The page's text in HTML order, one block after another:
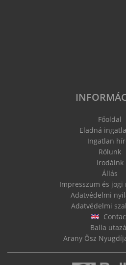
Főoldal
Eladná
Ingatlan
Rólunk
Irodáink
Állás
Impresszum és jogi
Adatvédelmi
Adatvédelmi
Balla
Arany Ősz